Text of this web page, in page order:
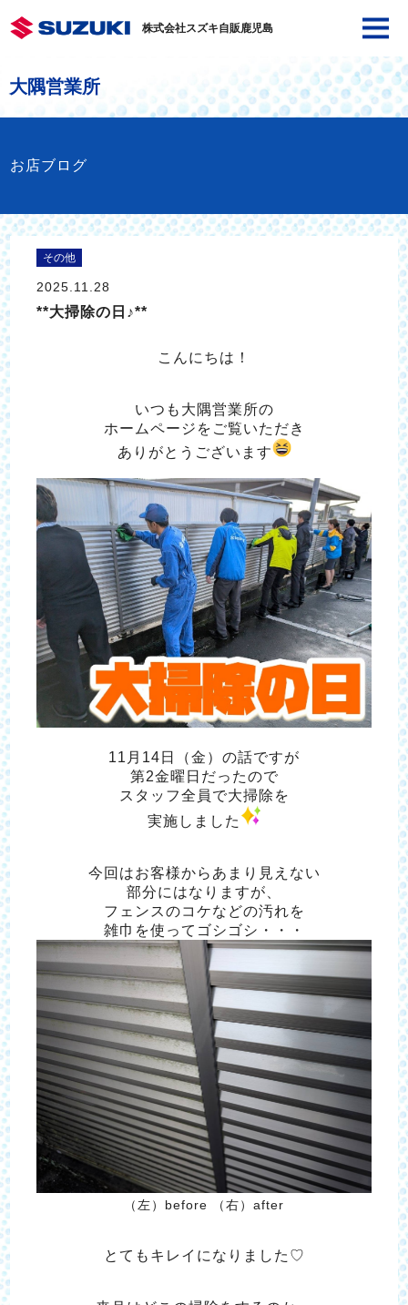
株式会社スズキ自販鹿児島
大隅営業所
お店ブログ
その他
2025.11.28
**大掃除の日♪**
こんにちは！
いつも大隅営業所の
ホームページをご覧いただき
ありがとうございます
11月14日（金）の話ですが
第2金曜日だったので
スタッフ全員で大掃除を
実施しました
今回はお客様からあまり見えない
部分にはなりますが、
フェンスのコケなどの汚れを
雑巾を使ってゴシゴシ・・・
（左）before （右）after
とてもキレイになりました♡